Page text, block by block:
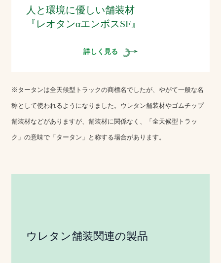
人と環境に優しい舗装材
『レオタンαエンボスSF』
詳しく見る
※タータンは全天候型トラックの商標名でしたが、やがて一般な名
称として使われるようになりました。ウレタン舗装材やゴムチップ
舗装材などがありますが、舗装材に関係なく、「全天候型トラッ
ク」の意味で「タータン」と称する場合があります。
ウレタン舗装関連の製品